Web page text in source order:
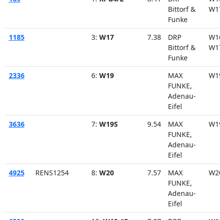
Bittorf &
Funke
1185 3: W17 7.38
DRP
Bittorf &
Funke
2336 6: W19
MAX
FUNKE,
Adenau-
Eifel
3636 7: W19S 9.54
MAX
FUNKE,
Adenau-
Eifel
4925 RENS1254 8: W20 7.57
MAX
FUNKE,
Adenau-
Eifel